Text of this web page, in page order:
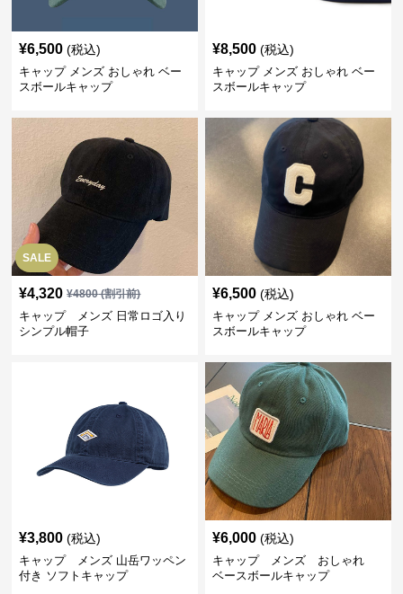
¥6,500 (税込)
キャップ メンズ おしゃれ ベー
スボールキャップ
¥8,500 (税込)
キャップ メンズ おしゃれ ベー
スボールキャップ
SALE
¥4,320 ¥4800(割引前)
キャップ メンズ 日常ロゴ入り
シンプル帽子
¥6,500 (税込)
キャップ メンズ おしゃれ ベー
スボールキャップ
¥3,800 (税込)
キャップ メンズ 山岳ワッペン
付き ソフトキャップ
¥6,000 (税込)
キャップ メンズ おしゃれ
ベースボールキャップ